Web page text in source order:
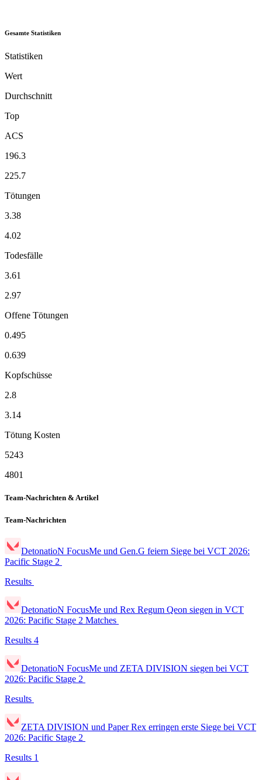
Gesamte Statistiken
Statistiken
Wert
Durchschnitt
Top
ACS
196.3
225.7
Tötungen
3.38
4.02
Todesfälle
3.61
2.97
Offene Tötungen
0.495
0.639
Kopfschüsse
2.8
3.14
Tötung Kosten
5243
4801
Team-Nachrichten & Artikel
Team-Nachrichten
DetonatioN FocusMe und Gen.G feiern Siege bei VCT 2026:
Pacific Stage 2
Results
DetonatioN FocusMe und Rex Regum Qeon siegen in VCT
2026: Pacific Stage 2 Matches
Results 4
DetonatioN FocusMe und ZETA DIVISION siegen bei VCT
2026: Pacific Stage 2
Results
ZETA DIVISION und Paper Rex erringen erste Siege bei VCT
2026: Pacific Stage 2
Results 1